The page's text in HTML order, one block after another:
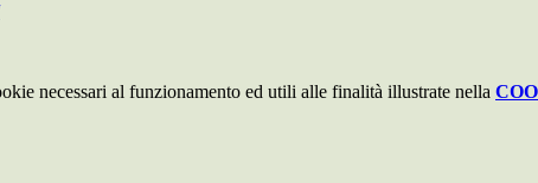
necessari al funzionamento ed utili alle finalità illustrate nella